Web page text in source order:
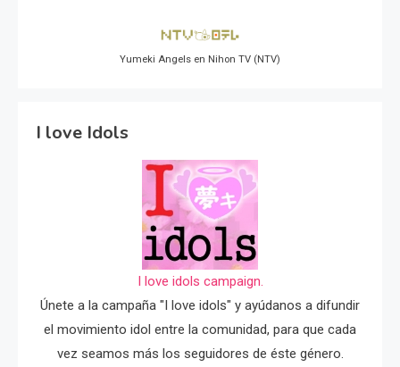
Yumeki Angels en Nihon TV (NTV)
I love Idols
I love idols campaign.
Únete a la campaña "I love idols" y ayúdanos a difundir
el movimiento idol entre la comunidad, para que cada
vez seamos más los seguidores de éste género.